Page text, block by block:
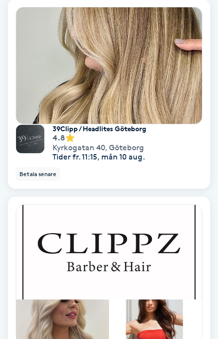
Vaxning brasiliansk
Vibrationsmassage
Vinyasa Yoga
Volymfransar
Yoga Nidra
Zonterapi
39Clipp / Headlites Göteborg
4.8
Kyrkogatan 40, Göteborg
Tider fr. 11:15, mån 10 aug.
Betala senare